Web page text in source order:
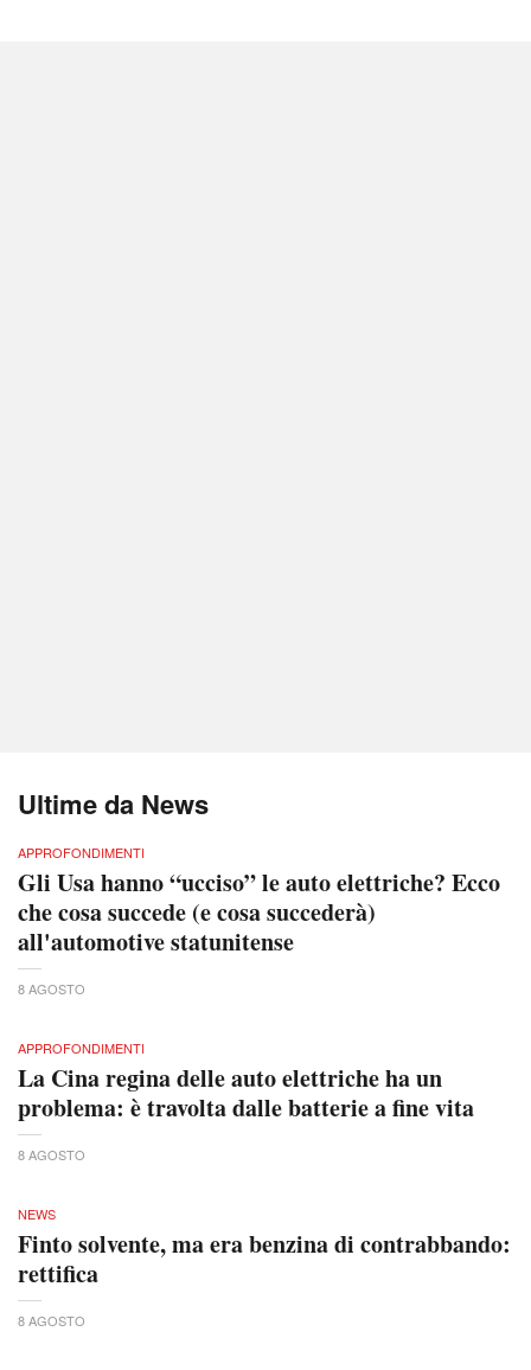
Ultime da News
APPROFONDIMENTI
Gli Usa hanno “ucciso” le auto elettriche? Ecco
che cosa succede (e cosa succederà)
all'automotive statunitense
8 AGOSTO
APPROFONDIMENTI
La Cina regina delle auto elettriche ha un
problema: è travolta dalle batterie a fine vita
8 AGOSTO
NEWS
Finto solvente, ma era benzina di contrabbando:
rettifica
8 AGOSTO